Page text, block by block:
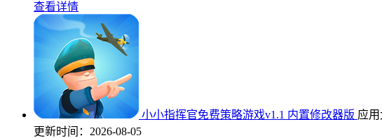
查看详情
小小指挥官免费策略游戏v1.1 内置修改器版 应用
更新时间： 2026-08-05